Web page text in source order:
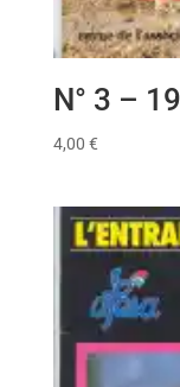
N° 3 –
4,00 €